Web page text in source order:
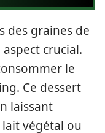
des graines de
crucial.
le
Ce dessert
laissant
végétal ou